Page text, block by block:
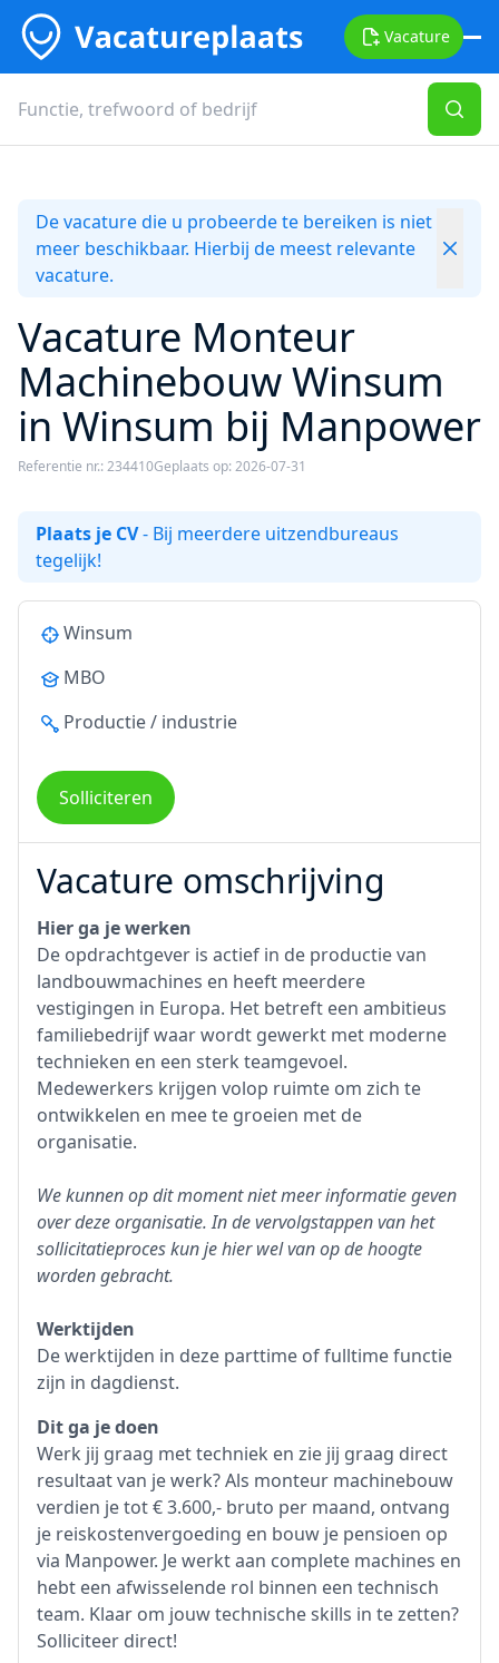
Vacature
De vacature die u probeerde te bereiken is niet
meer beschikbaar. Hierbij de meest relevante
vacature.
Vacature Monteur
Machinebouw Winsum
in Winsum bij Manpower
Referentie nr.: 234410Geplaats op: 2026-07-31
Plaats je CV- Bij meerdere uitzendbureaus
tegelijk!
Winsum
MBO
Productie / industrie
Solliciteren
Vacature omschrijving
Hier ga je werken
De opdrachtgever is actief in de productie van
landbouwmachines en heeft meerdere
vestigingen in Europa. Het betreft een ambitieus
familiebedrijf waar wordt gewerkt met moderne
technieken en een sterk teamgevoel.
Medewerkers krijgen volop ruimte om zich te
ontwikkelen en mee te groeien met de
organisatie.
We kunnen op dit moment niet meer informatie geven
over deze organisatie. In de vervolgstappen van het
sollicitatieproces kun je hier wel van op de hoogte
worden gebracht.
Werktijden
De werktijden in deze parttime of fulltime functie
zijn in dagdienst.
Dit ga je doen
Werk jij graag met techniek en zie jij graag direct
resultaat van je werk? Als monteur machinebouw
verdien je tot € 3.600,- bruto per maand, ontvang
je reiskostenvergoeding en bouw je pensioen op
via Manpower. Je werkt aan complete machines en
hebt een afwisselende rol binnen een technisch
team. Klaar om jouw technische skills in te zetten?
Solliciteer direct!